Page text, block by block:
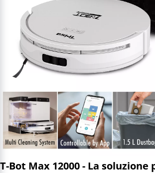
T-Bot Max 12000 - La